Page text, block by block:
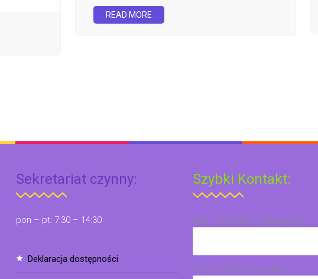
READ MORE
Sekretariat czynny:
pon – pt: 7:30 – 14:30
deklaracja dostępności
Szybki Kontakt:
Imię i nazwisko (wymagane)
Twój email (wymagane)